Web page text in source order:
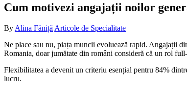
Cum motivezi angajații noilor
By Alina Făniță Articole de Specialitate
Ne place sau nu, piața muncii evoluează rapid. Angajații
Romania, doar jumătate din români consideră că un rol
Flexibilitatea a devenit un criteriu esențial pentru 84%
lucru.